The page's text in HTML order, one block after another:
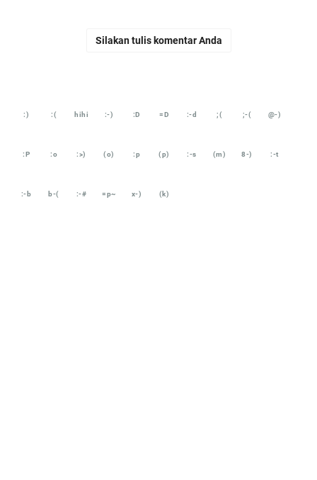
Silakan tulis komentar Anda
:) :( hihi :-) :D =D :-d ;( ;-( @-)
:P :o :>) (o) :p (p) :-s (m) 8-) :-t
:-b b-( :-# =p~ x-) (k)